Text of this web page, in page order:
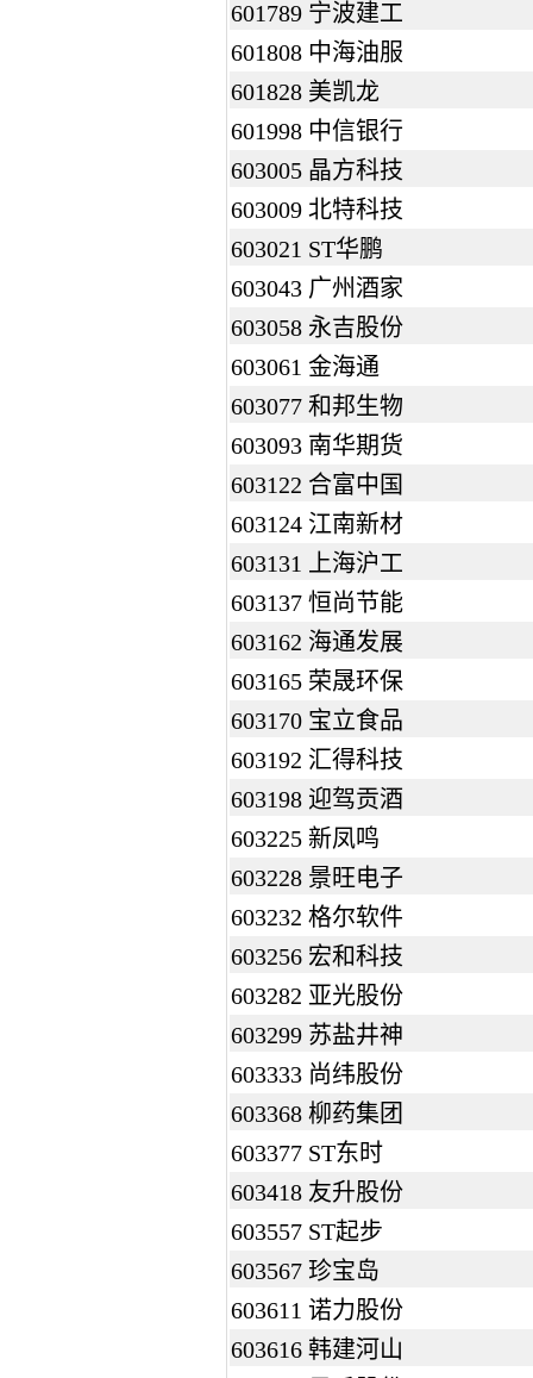
601789 宁波建工
601808 中海油服
601828 美凯龙
601998 中信银行
603005 晶方科技
603009 北特科技
603021 ST华鹏
603043 广州酒家
603058 永吉股份
603061 金海通
603077 和邦生物
603093 南华期货
603122 合富中国
603124 江南新材
603131 上海沪工
603137 恒尚节能
603162 海通发展
603165 荣晟环保
603170 宝立食品
603192 汇得科技
603198 迎驾贡酒
603225 新凤鸣
603228 景旺电子
603232 格尔软件
603256 宏和科技
603282 亚光股份
603299 苏盐井神
603333 尚纬股份
603368 柳药集团
603377 ST东时
603418 友升股份
603557 ST起步
603567 珍宝岛
603611 诺力股份
603616 韩建河山